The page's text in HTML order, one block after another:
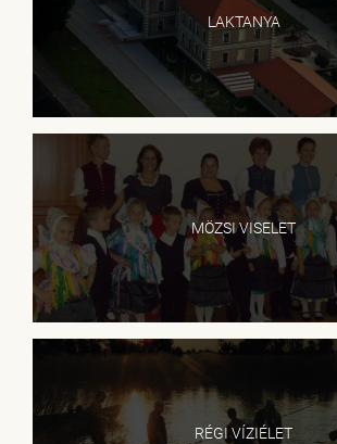
LAKTANYA
MÖZSI VISELET
RÉGI VÍZIÉLET